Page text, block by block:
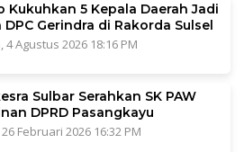
Kukuhkan 5 Kepala Daerah Jadi
DPC Gerindra di Rakorda Sulsel
4 Agustus 2026 18:16 PM
Sulbar Serahkan SK PAW
DPRD Pasangkayu
Februari 2026 16:32 PM